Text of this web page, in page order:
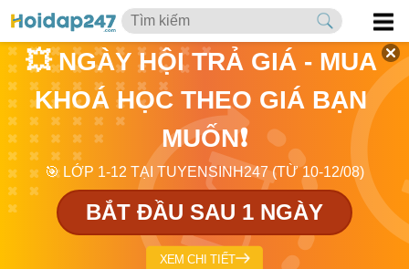
💥 NGÀY HỘI TRẢ GIÁ - MUA
KHOÁ HỌC THEO GIÁ BẠN
MUỐN❗
🎯 LỚP 1-12 TẠI TUYENSINH247 (TỪ 10-12/08)
BẮT ĐẦU SAU 1 NGÀY
XEM CHI TIẾT